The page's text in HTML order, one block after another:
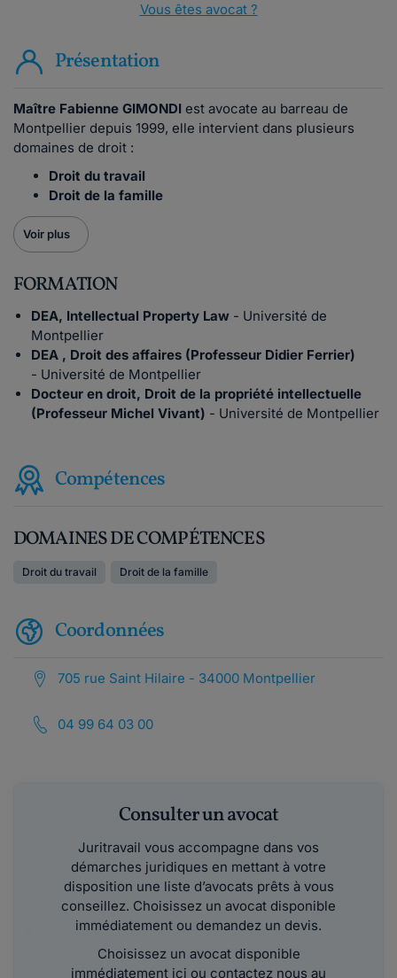
Vous êtes avocat ?
Présentation
Maître Fabienne GIMONDI est avocate au barreau de
Montpellier depuis 1999, elle intervient dans plusieurs
domaines de droit :
Droit du travail
Droit de la famille
Voir plus
FORMATION
DEA, Intellectual Property Law - Université de
Montpellier
DEA , Droit des affaires (Professeur Didier Ferrier)
- Université de Montpellier
Docteur en droit, Droit de la propriété intellectuelle
(Professeur Michel Vivant) - Université de Montpellier
Compétences
DOMAINES DE COMPÉTENCES
Droit du travail Droit de la famille
Coordonnées
705 rue Saint Hilaire - 34000 Montpellier
04 99 64 03 00
Consulter un avocat
Juritravail vous accompagne dans vos
démarches juridiques en mettant à votre
disposition une liste d’avocats prêts à vous
conseillez. Choisissez un avocat disponible
immédiatement ou demandez un devis.
Choisissez un avocat disponible
immédiatement ici ou contactez nous au